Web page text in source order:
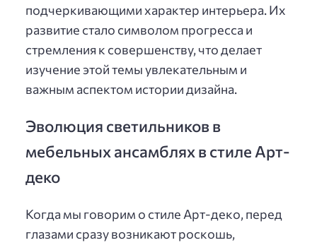
подчеркивающими характер интерьера. Их
развитие стало символом прогресса и
стремления к совершенству, что делает
изучение этой темы увлекательным и
важным аспектом истории дизайна.
Эволюция светильников в
мебельных ансамблях в стиле Арт-
деко
Когда мы говорим о стиле Арт-деко, перед
глазами сразу возникают роскошь,